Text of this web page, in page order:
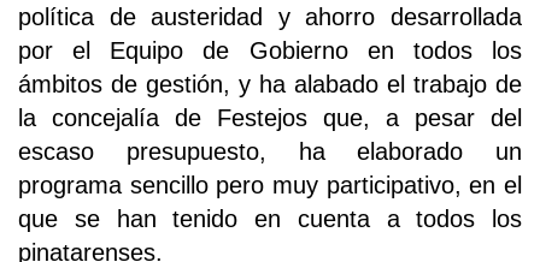
política de austeridad y ahorro desarrollada
por el Equipo de Gobierno en todos los
ámbitos de gestión, y ha alabado el trabajo de
la concejalía de Festejos que, a pesar del
escaso presupuesto, ha elaborado un
programa sencillo pero muy participativo, en el
que se han tenido en cuenta a todos los
pinatarenses.